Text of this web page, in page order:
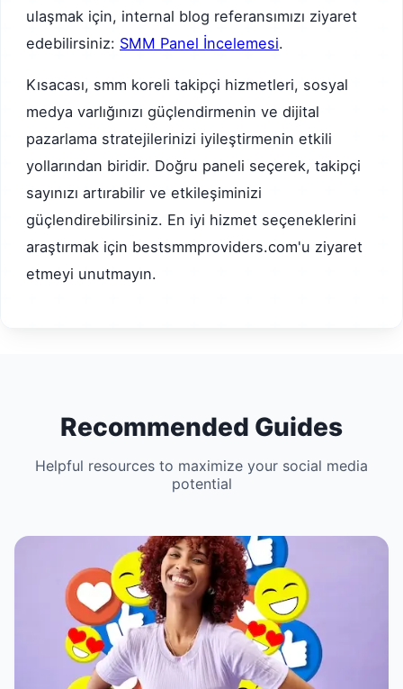
ulaşmak için, internal blog referansımızı ziyaret
edebilirsiniz: SMM Panel İncelemesi.
Kısacası, smm koreli takipçi hizmetleri, sosyal
medya varlığınızı güçlendirmenin ve dijital
pazarlama stratejilerinizi iyileştirmenin etkili
yollarından biridir. Doğru paneli seçerek, takipçi
sayınızı artırabilir ve etkileşiminizi
güçlendirebilirsiniz. En iyi hizmet seçeneklerini
araştırmak için bestsmmproviders.com'u ziyaret
etmeyi unutmayın.
Recommended Guides
Helpful resources to maximize your social media
potential